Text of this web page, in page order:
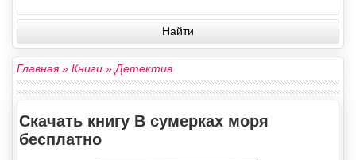
Главная» Книги »Детектив
Скачать книгу В сумерках моря
бесплатно